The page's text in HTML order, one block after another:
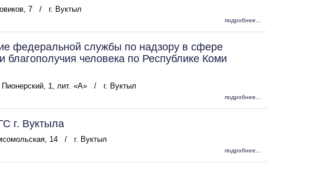
7 / г. Вуктыл
подробнее...
федеральной службы по надзору в сфере
благополучия человека по Республике Коми
1, лит. «А» / г. Вуктыл
подробнее...
г. Вуктыла
14 / г. Вуктыл
подробнее...